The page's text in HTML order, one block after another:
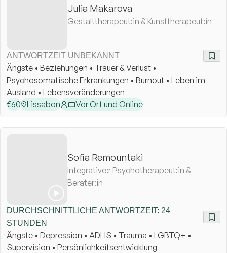
sein.
Julia Makarova
Gestalttherapeut:in & Kunsttherapeut:in
ANTWORTZEIT UNBEKANNT
Ängste • Beziehungen • Trauer & Verlust •
Psychosomatische Erkrankungen • Burnout • Leben im
Ausland • Lebensveränderungen
€60 Lissabon Vor Ort und Online
Sofia Remountaki
Integrative:r Psychotherapeut:in &
Berater:in
DURCHSCHNITTLICHE ANTWORTZEIT: 24
STUNDEN
Ängste • Depression • ADHS • Trauma • LGBTQ+ •
Supervision • Persönlichkeitsentwicklung